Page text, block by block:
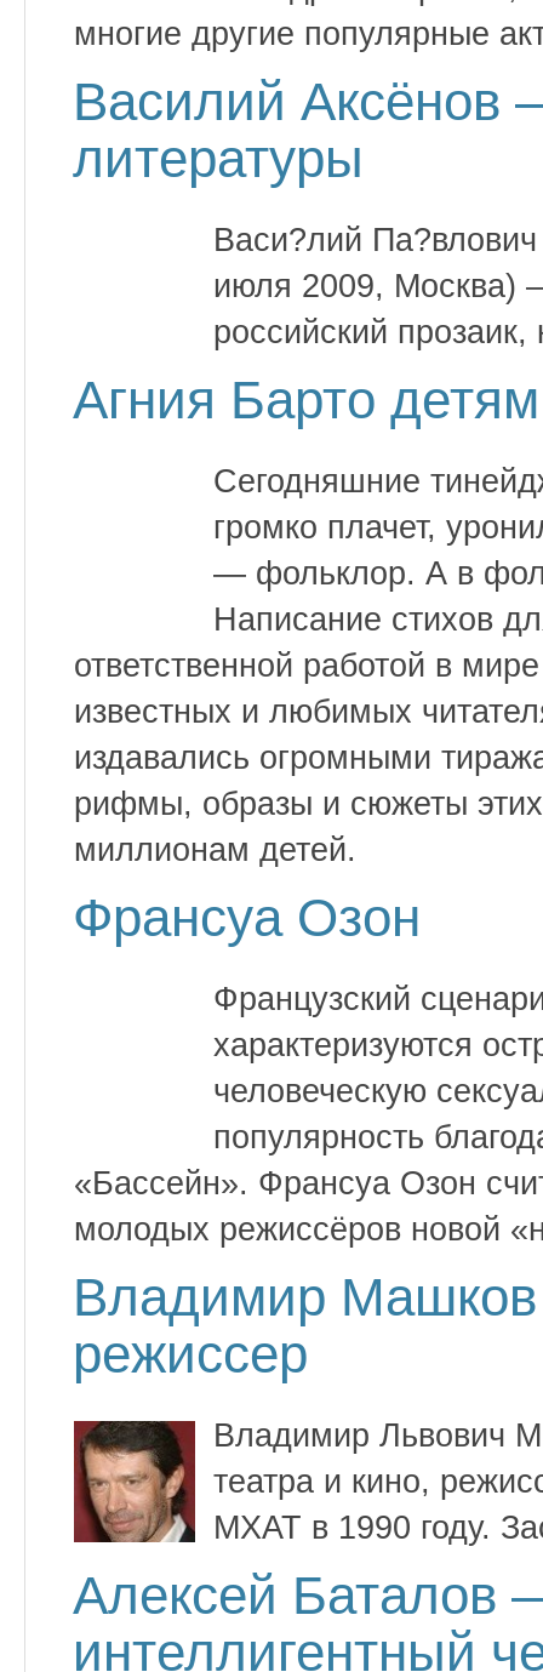
многие другие популярные
Василий Аксёнов
литературы
Васи?лий
июля 2009, Москва)
российский прозаик,
Агния Барто детям
Сегодняшние
громко плачет,
— фольклор. А в
Написание стихов
ответственной работой в
известных и любимых
издавались огромными
рифмы, образы и сюжеты этих
миллионам детей.
Франсуа Озон
Французский
характеризуются
человеческую
популярность
«Бассейн». Франсуа Озон
молодых режиссёров новой
Владимир Машков
режиссер
Владимир Львович
театра и кино,
МХАТ в 1990 году.
Алексей Баталов
интеллигентный